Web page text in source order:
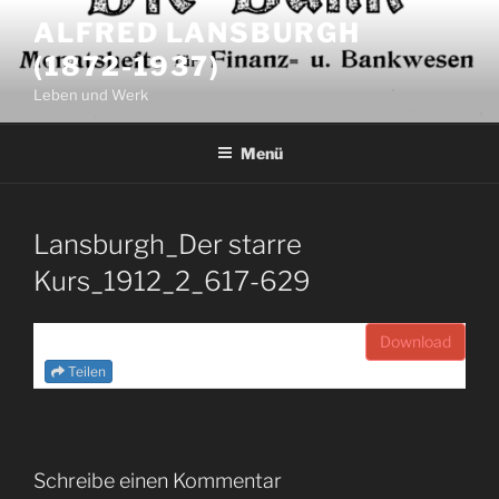
Inhalt
springen
ALFRED LANSBURGH
(1872-1937)
Leben und Werk
Menü
Lansburgh_Der starre
Kurs_1912_2_617-629
Download
Teilen
Schreibe einen Kommentar